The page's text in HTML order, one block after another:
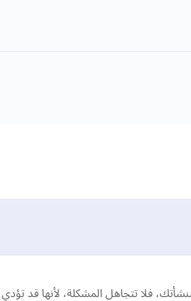
فلا تتجاهل المشكلة، لأنها قد